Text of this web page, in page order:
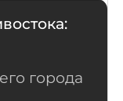
города